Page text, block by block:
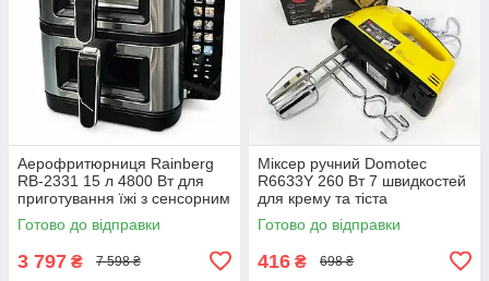
Аерофритюрниця Rainberg
RB-2331 15 л 4800 Вт для
приготування їжі з сенсорним
дисплеєм
Готово до відправки
3 797 ₴ 7 598 ₴
Міксер ручний Domotec
R6633Y 260 Вт 7 швидкостей
для крему та тіста
Готово до відправки
416 ₴ 698 ₴